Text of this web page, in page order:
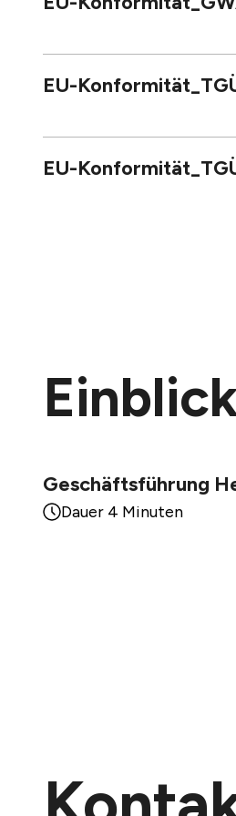
EU-
EU-
Geschäftsführung
Dauer 4 Minuten